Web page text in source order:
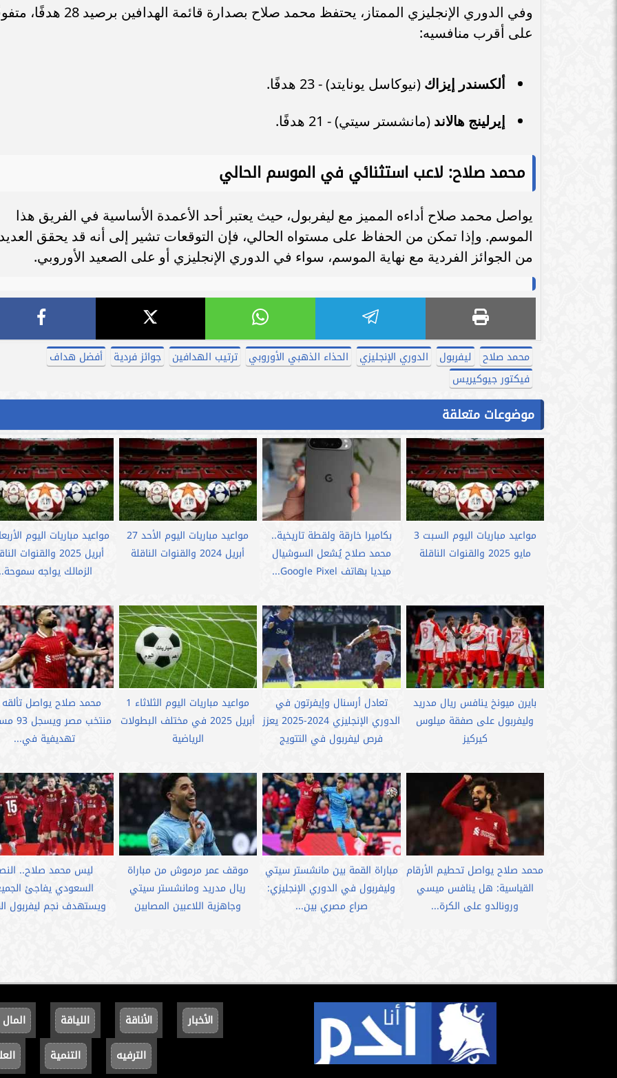
وفي الدوري الإنجليزي الممتاز، يحتفظ محمد صلاح بصدارة قائمة الهدافين
على أقرب منافسيه:
ألكسندر إيزاك (نيوكاسل يونايتد) - 23 هدفًا.
إيرلينج هالاند (مانشستر سيتي) - 21 هدفًا.
محمد صلاح: لاعب استثنائي في الموسم الحالي
يواصل محمد صلاح أداءه المميز مع ليفربول، حيث يعتبر أحد الأعمدة الأساسية في الفريق هذا
الموسم. وإذا تمكن من الحفاظ على مستواه الحالي، فإن التوقعات تشير إلى أنه قد يحقق العديد
من الجوائز الفردية مع نهاية الموسم، سواء في الدوري الإنجليزي أو على الصعيد الأوروبي.
محمد صلاح ليفربول الدوري الإنجليزي الحذاء الذهبي الأوروبي ترتيب الهدافين جوائز فردية
أفضل هداف
فيكتور جيوكيريس
موضوعات متعلقة
مواعيد مباريات اليوم السبت 3
مايو 2025 والقنوات الناقلة
بكاميرا خارقة ولقطة تاريخية..
محمد صلاح يُشعل السوشيال
ميديا بهاتف Google Pixel...
مواعيد مباريات اليوم الأحد 27
أبريل 2024 والقنوات الناقلة
أبريل 2025 والقنوات
الزمالك يواجه
بايرن ميونخ ينافس ريال مدريد
وليفربول على صفقة ميلوس
كيركيز
تعادل أرسنال وإيفرتون في
الدوري الإنجليزي 2024-2025 يعزز
فرص ليفربول في التتويج
مواعيد مباريات اليوم الثلاثاء 1
أبريل 2025 في مختلف البطولات
الرياضية
محمد صلاح يواصل
منتخب
تهديفية في...
محمد صلاح يواصل تحطيم الأرقام
القياسية: هل ينافس ميسي
ورونالدو على الكرة...
مباراة القمة بين مانشستر سيتي
وليفربول في الدوري الإنجليزي:
صراع مصري بين...
موقف عمر مرموش من مباراة
ريال مدريد ومانشستر سيتي
وجاهزية اللاعبين المصابين
ليس محمد صلاح..
السعودي يفاجئ
ويستهدف نجم ليفربول
الأخبار الأناقة اللياقة المال
الترفيه
التنمية